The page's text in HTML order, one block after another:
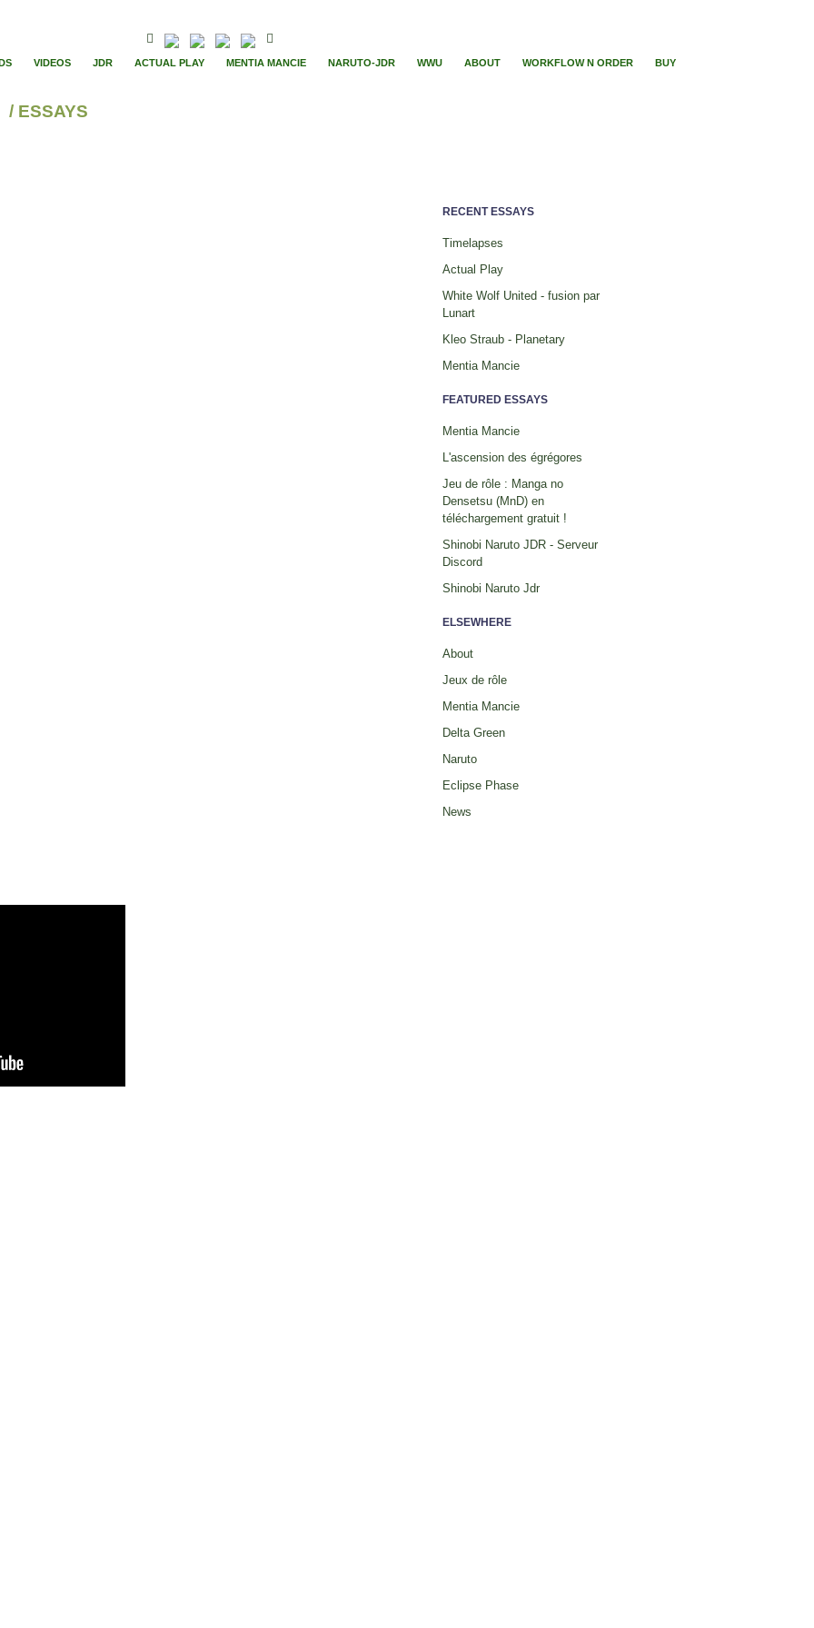
VIDEOS JDR ACTUAL PLAY MENTIA MANCIE NARUTO-JDR WWU ABOUT WORKFLOW N ORDER BUY
/ ESSAYS
RECENT ESSAYS
Timelapses
Actual Play
White Wolf United - fusion par
Lunart
Kleo Straub - Planetary
Mentia Mancie
FEATURED ESSAYS
Mentia Mancie
L'ascension des égrégores
Jeu de rôle : Manga no
Densetsu (MnD) en
téléchargement gratuit !
Shinobi Naruto JDR - Serveur
Discord
Shinobi Naruto Jdr
ELSEWHERE
About
Jeux de rôle
Mentia Mancie
Delta Green
Naruto
Eclipse Phase
News